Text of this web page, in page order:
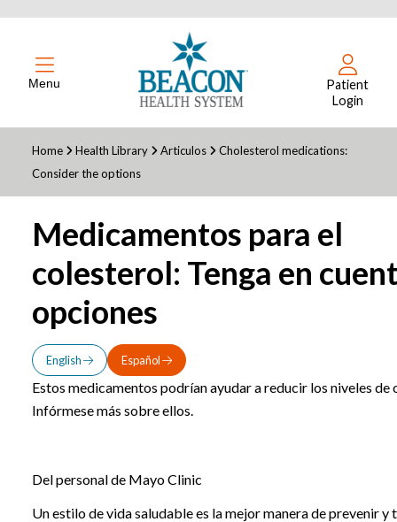
Menu
Patient
Login
Home Health Library Articulos
Cholesterol medications:
Consider the options
Medicamentos para el
colesterol: Tenga en
opciones
English Español
Estos medicamentos podrían ayudar a reducir los niveles de
Infórmese más sobre ellos.
Del personal de Mayo Clinic
Un estilo de vida saludable es la mejor manera de prevenir y